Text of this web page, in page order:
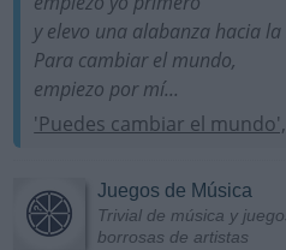
y elevo una alabanza hacia
Para cambiar el mundo,
empiezo por mí...
'Puedes cambiar el
Juegos de Música
Trivial de música y
borrosas de artistas